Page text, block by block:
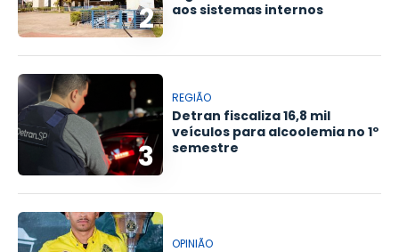
2
aos sistemas internos
3
REGIÃO
Detran fiscaliza 16,8 mil
veículos para alcoolemia no 1º
semestre
OPINIÃO